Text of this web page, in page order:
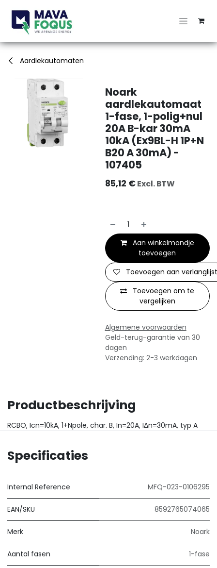
Aardlekautomaten
Noark
aardlekautomaat
1-fase, 1-polig+nul
20A B-kar 30mA
10kA (Ex9BL-H 1P+N
B20 A 30mA) -
107405
85,12 €Excl. BTW
Aan winkelmandje
toevoegen
Toevoegen om te
vergelijken
Toevoegen aan verlanglijst
Algemene voorwaarden
Geld-terug-garantie van 30
dagen
Verzending: 2-3 werkdagen
Productbeschrijving
RCBO, Icn=10kA, 1+Npole, char. B, In=20A, IΔn=30mA, typ A
Specificaties
Internal Reference MFQ-023-0106295
EAN/SKU 8592765074065
Merk Noark
Aantal fasen 1-fase